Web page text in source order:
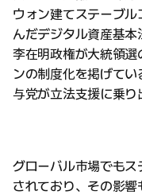
ウォン建てステーブ
んだデジタル資産基本
李在明政権が大統領
ンの制度化を掲げてい
与党が立法支援に乗り
グローバル市場でも
されており、その影響